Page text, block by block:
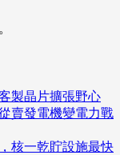
。
製晶片擴張野心
賣發電機變電力戰
核一乾貯設施最快